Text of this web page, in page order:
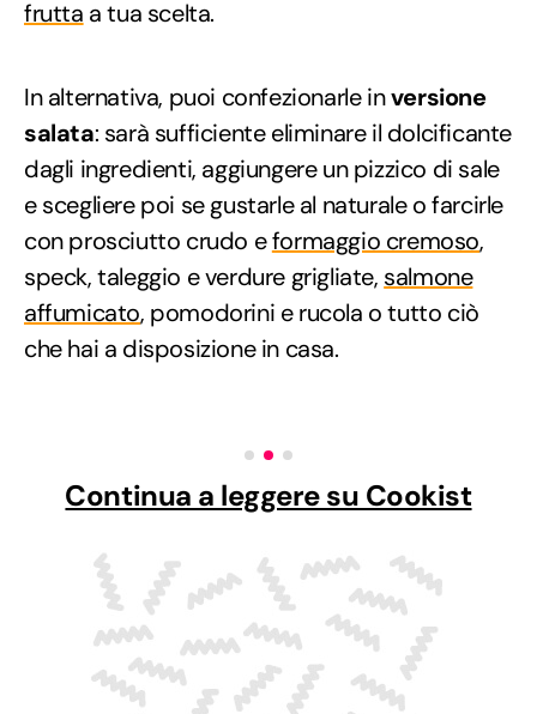
frutta a tua scelta.
In alternativa, puoi confezionarle inversione
salata: sarà sufficiente eliminare il dolcificante
dagli ingredienti, aggiungere un pizzico di sale
e scegliere poi se gustarle al naturale o farcirle
con prosciutto crudo eformaggio cremoso,
speck, taleggio e verdure grigliate, salmone
affumicato, pomodorini e rucola o tutto ciò
che hai a disposizione in casa.
Continua a leggere su Cookist